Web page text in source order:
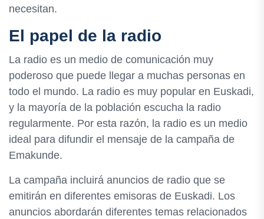
necesitan.
El papel de la radio
La radio es un medio de comunicación muy
poderoso que puede llegar a muchas personas en
todo el mundo. La radio es muy popular en Euskadi,
y la mayoría de la población escucha la radio
regularmente. Por esta razón, la radio es un medio
ideal para difundir el mensaje de la campaña de
Emakunde.
La campaña incluirá anuncios de radio que se
emitirán en diferentes emisoras de Euskadi. Los
anuncios abordarán diferentes temas relacionados